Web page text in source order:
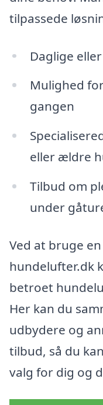
tilpassede
Daglige
Mulighed
gangen
eller ældre
Tilbud om
under
Ved at bruge
hundelufter.dk
betroet
Her kan du
udbydere og
tilbud, så du
valg for dig og